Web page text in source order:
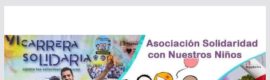
contenido